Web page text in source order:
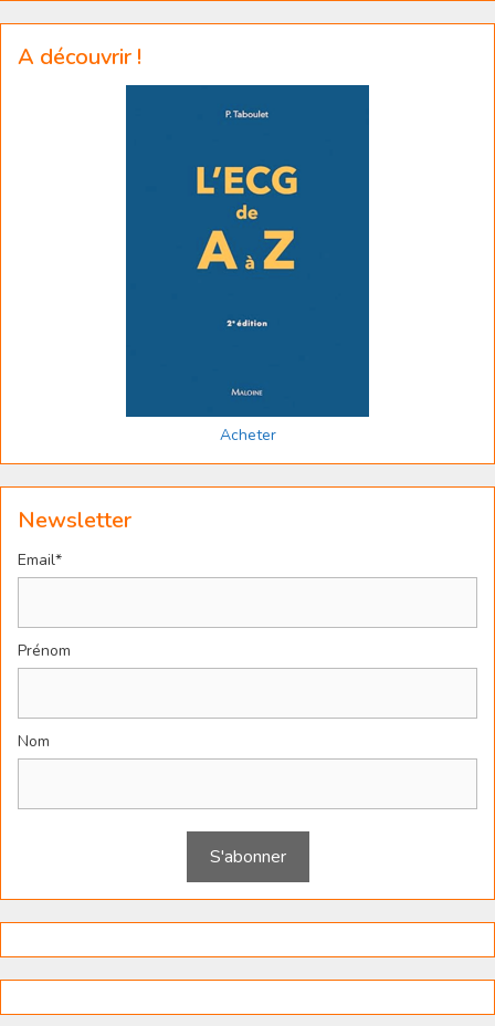
A découvrir !
Acheter
Newsletter
Email*
Prénom
Nom